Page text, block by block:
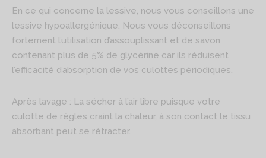
En ce qui concerne la lessive, nous vous conseillons une
lessive hypoallergénique. Nous vous déconseillons
fortement l’utilisation d’assouplissant et de savon
contenant plus de 5% de glycérine car ils réduisent
l’efficacité d’absorption de vos culottes périodiques.
Après lavage : La sécher à l’air libre puisque votre
culotte de règles craint la chaleur, à son contact le tissu
absorbant peut se rétracter.